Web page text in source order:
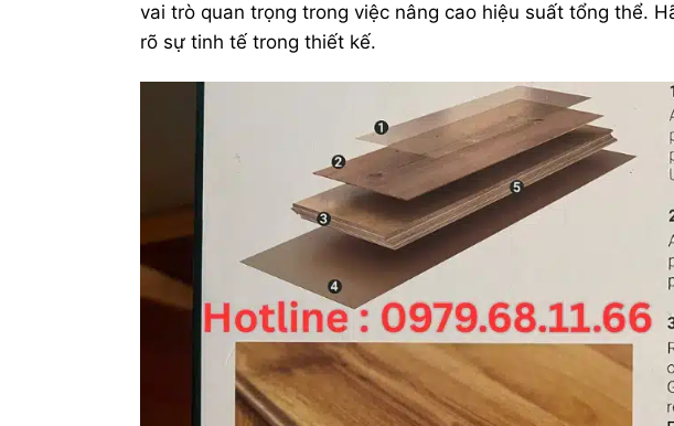
vai trò quan trọng trong việc nâng cao hiệu suất tổng thể.
rõ sự tinh tế trong thiết kế.